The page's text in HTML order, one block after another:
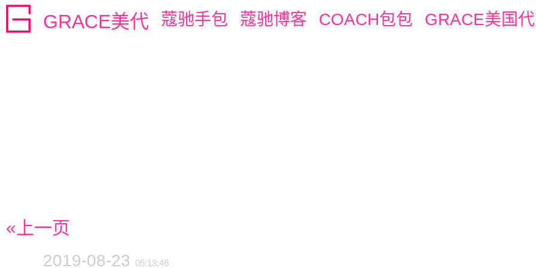
GRACE美代 蔻驰手包 蔻驰博客 COACH包包 GRACE美国
«上一页
2019-08-23 05:13:46